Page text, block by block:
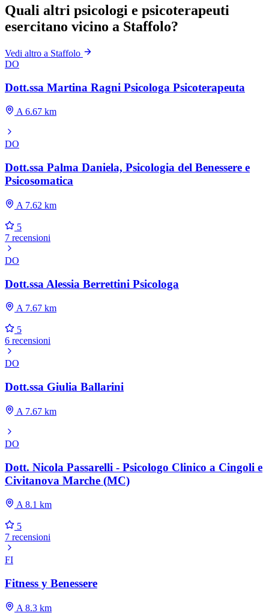
Quali altri psicologi e psicoterapeuti
esercitano vicino a Staffolo?
Vedi altro a Staffolo
DO
Dott.ssa Martina Ragni Psicologa Psicoterapeuta
A 6.67 km
DO
Dott.ssa Palma Daniela, Psicologia del Benessere e
Psicosomatica
A 7.62 km
5
7 recensioni
DO
Dott.ssa Alessia Berrettini Psicologa
A 7.67 km
5
6 recensioni
DO
Dott.ssa Giulia Ballarini
A 7.67 km
DO
Dott. Nicola Passarelli - Psicologo Clinico a Cingoli e
Civitanova Marche (MC)
A 8.1 km
5
7 recensioni
FI
Fitness y Benessere
A 8.3 km